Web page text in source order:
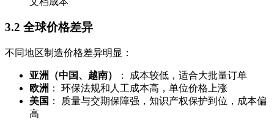
3.2 全球价格差异
不同地区制造价格差异明显：
亚洲（中国、越南）
： 成本较低，适合大批量订单
欧洲 ： 环保法规和人工成本高，单位价格上涨
美国 ： 质量与交期保障强，知识产权保护到位，成本偏
高